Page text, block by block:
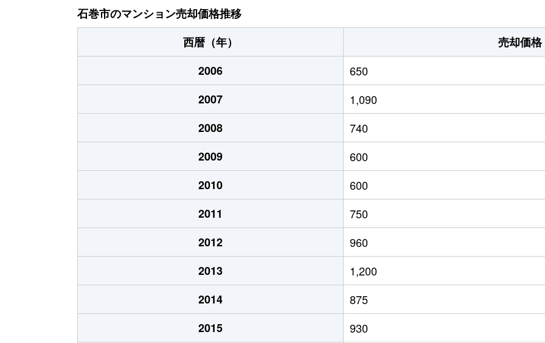
石巻市のマンション売却価格推移
西暦（年）
売却価格
2006
650
2007
1,090
2008
740
2009
600
2010
600
2011
750
2012
960
2013
1,200
2014
875
2015
930